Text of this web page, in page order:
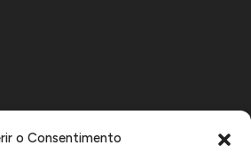
o Consentimento